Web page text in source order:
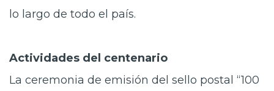
lo largo de todo el país.
Actividades del centenario
La ceremonia de emisión del sello postal “100